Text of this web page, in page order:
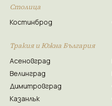
Столица
Костинброд
Тракия и Южна България
Асеновград
Велинград
Димитровград
Казанлък